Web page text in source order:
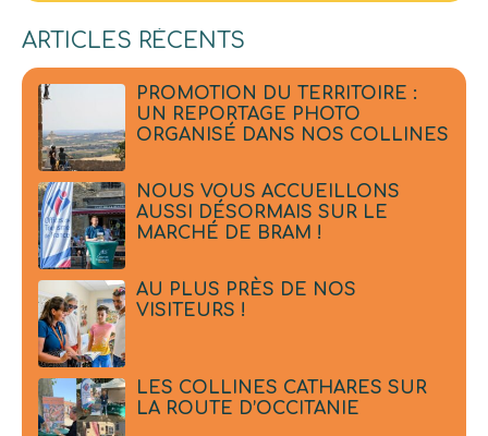
ARTICLES RÉCENTS
PROMOTION DU TERRITOIRE :
UN REPORTAGE PHOTO
ORGANISÉ DANS NOS COLLINES
NOUS VOUS ACCUEILLONS
AUSSI DÉSORMAIS SUR LE
MARCHÉ DE BRAM !
AU PLUS PRÈS DE NOS
VISITEURS !
LES COLLINES CATHARES SUR
LA ROUTE D’OCCITANIE